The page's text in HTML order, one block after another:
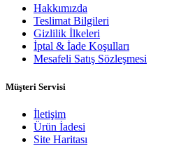
Hakkımızda
Teslimat Bilgileri
Gizlilik İlkeleri
İptal & İade Koşulları
Mesafeli Satış Sözleşmesi
Müşteri Servisi
İletişim
Ürün İadesi
Site Haritası